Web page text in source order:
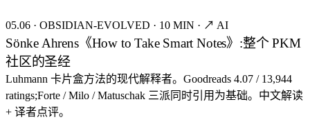
05.06 · OBSIDIAN-EVOLVED · 10 MIN · ↗ AI
Sönke Ahrens《How to Take Smart Notes》:整个 PKM
社区的圣经
Luhmann 卡片盒方法的现代解释者。Goodreads 4.07 / 13,944
ratings;Forte / Milo / Matuschak 三派同时引用为基础。中文解读
+ 译者点评。